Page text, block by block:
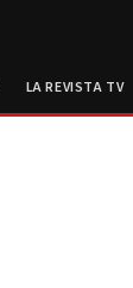
LA REVISTA TV